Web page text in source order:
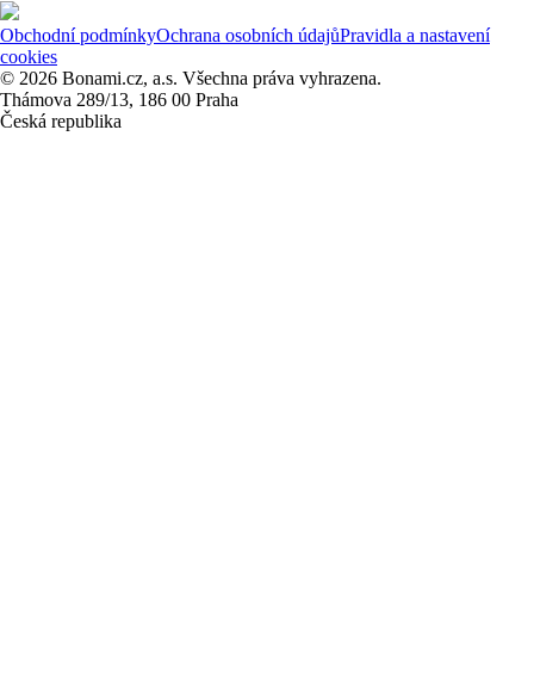
Obchodní podmínkyOchrana osobních údajůPravidla a nastavení
cookies
© 2026 Bonami.cz, a.s. Všechna práva vyhrazena.
Thámova 289/13, 186 00 Praha
Česká republika